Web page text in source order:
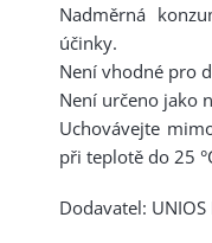
Nadměrná
účinky.
Není vhodné pro
Není určeno jako
Uchovávejte
při teplotě do 25
Dodavatel: